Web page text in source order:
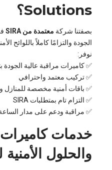
Solutions؟
بصفتنا شركة معتمدة من SIRA
الجودة والتزامًا كاملاً باللوائح
نوفر:
✅ كاميرات مراقبة عالية
✅ تركيب معتمد واحترافي
✅ باقات أمنية مخصصة للمنازل
✅ التزام تام بمتطلبات SIRA
✅ مراقبة ودعم على مدار
خدمات كاميرات
والحلول الأمنية